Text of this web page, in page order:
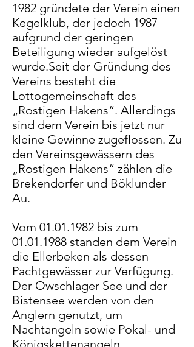
1982 gründete der Verein einen
Kegelklub, der jedoch 1987
aufgrund der geringen
Beteiligung wieder aufgelöst
wurde.Seit der Gründung des
Vereins besteht die
Lottogemeinschaft des
„Rostigen Hakens“. Allerdings
sind dem Verein bis jetzt nur
kleine Gewinne zugeflossen. Zu
den Vereinsgewässern des
„Rostigen Hakens“ zählen die
Brekendorfer und Böklunder
Au.
Vom 01.01.1982 bis zum
01.01.1988 standen dem Verein
die Ellerbeken als dessen
Pachtgewässer zur Verfügung.
Der Owschlager See und der
Bistensee werden von den
Anglern genutzt, um
Nachtangeln sowie Pokal- und
Königskettenangeln